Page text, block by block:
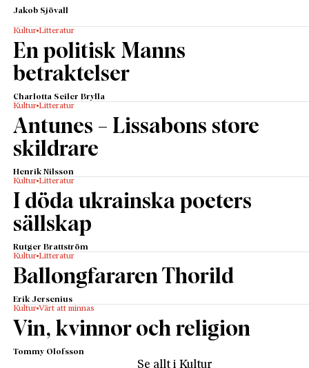
Jakob Sjövall
Kultur Litteratur
En politisk Manns
betraktelser
Charlotta Seiler Brylla
Kultur Litteratur
Antunes – Lissabons store
skildrare
Henrik Nilsson
Kultur Litteratur
I döda ukrainska poeters
sällskap
Rutger Brattström
Kultur Litteratur
Ballongfararen Thorild
Erik Jersenius
Kultur Värt att minnas
Vin, kvinnor och religion
Tommy Olofsson
Se allt i Kultur